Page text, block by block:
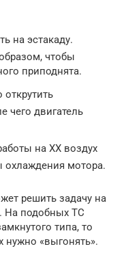
на эстакаду.
чтобы
приподнята.
чего двигатель
на ХХ воздух
охлаждения мотора.
решить задачу на
На подобных ТС
типа, то
нужно «выгонять».